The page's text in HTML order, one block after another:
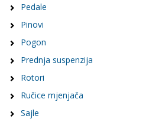
Pedale
Pinovi
Pogon
Prednja suspenzija
Rotori
Ručice mjenjača
Sajle